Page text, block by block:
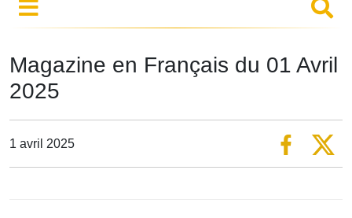
Magazine en Français du 01 Avril
2025
1 avril 2025